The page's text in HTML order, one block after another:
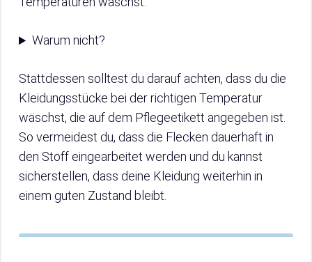
Warum nicht?
Stattdessen solltest du darauf achten, dass du die
Kleidungsstücke bei der richtigen Temperatur
wäschst, die auf dem Pflegeetikett angegeben ist.
So vermeidest du, dass die Flecken dauerhaft in
den Stoff eingearbeitet werden und du kannst
sicherstellen, dass deine Kleidung weiterhin in
einem guten Zustand bleibt.